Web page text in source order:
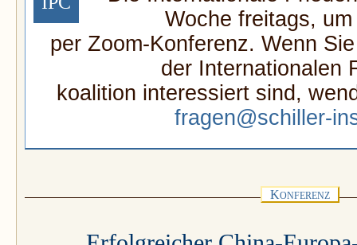
Woche freitags,
per Zoom-Konferenz. Wenn
der Internationalen
koalition interessiert sind,
fragen@schiller-
KONFERENZ